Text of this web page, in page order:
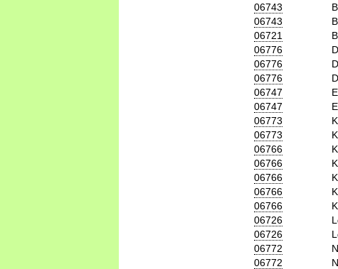
06743
06743
06721
06776
06776
06776
06747
06747
06773
06773
06766
06766
06766
06766
06766
06726
06726
06772
06772